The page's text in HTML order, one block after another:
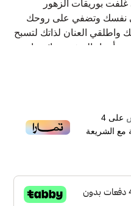
بوريقات الزهور
نفسك وتضفي على روحك
واطلقي العنان لذاتك لتسبح
عن أعواد الخشب برائحتها
اليوم والليلة
والذكورية التي
على 4
مع الشريعة